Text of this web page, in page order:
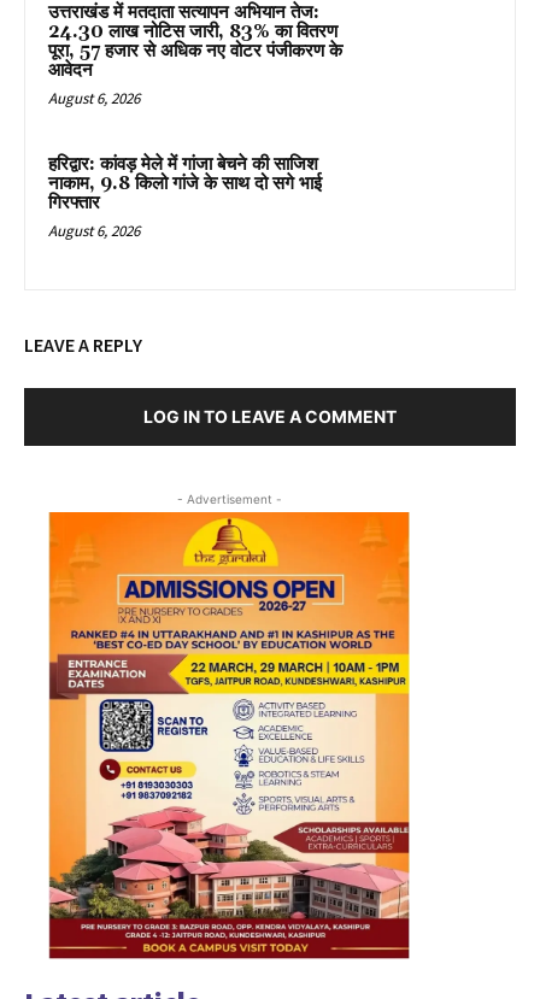
उत्तराखंड में मतदाता सत्यापन अभियान तेज:
24.30 लाख नोटिस जारी, 83% का वितरण
पूरा, 57 हजार से अधिक नए वोटर पंजीकरण के
आवेदन
August 6, 2026
हरिद्वार: कांवड़ मेले में गांजा बेचने की साजिश
नाकाम, 9.8 किलो गांजे के साथ दो सगे भाई
गिरफ्तार
August 6, 2026
LEAVE A REPLY
LOG IN TO LEAVE A COMMENT
- Advertisement -